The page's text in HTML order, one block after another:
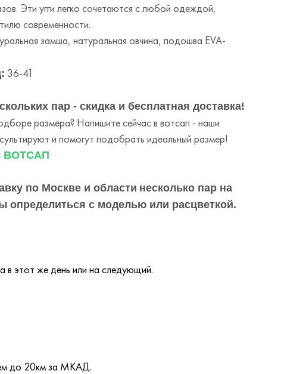
Эти угги легко сочетаются с любой одеждой,
современности.
замша, натуральная овчина, подошва EVA-
36-41
пар - скидка и бесплатная доставка!
размера? Напишите сейчас в вотсап - наши
и помогут подобрать идеальный размер!
ВОТСАП
по Москве и области несколько пар на
определиться с моделью или расцветкой.
в этот же день или на следующий.
до 20км за МКАД.